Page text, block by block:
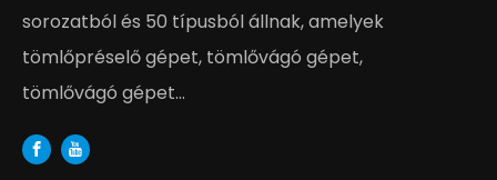
sorozatból és 50 típusból állnak, amelyek
tömlőpréselő gépet, tömlővágó gépet,
tömlővágó gépet...